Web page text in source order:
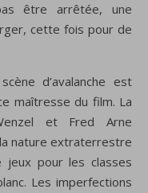
être arrêtée, une
cette fois pour de
d’avalanche est
maîtresse du film. La
et Fred
Arne
la nature extraterrestre
jeux pour les classes
. Les imperfections